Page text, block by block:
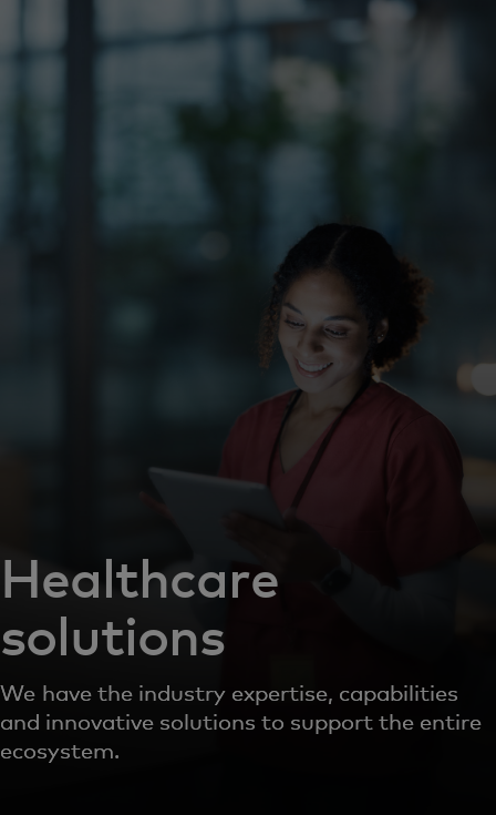
Für Sie
Für Unternehmen
Neuigkeiten und Trends
Healthcare
solutions
We have the industry expertise, capabilities
and innovative solutions to support the entire
ecosystem.